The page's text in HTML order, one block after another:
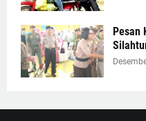
Pesan